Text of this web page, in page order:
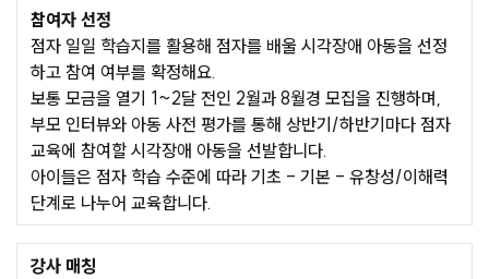
참여자 선정
점자 일일 학습지를 활용해 점자를 배울 시각장애 아동을 선정
하고 참여 여부를 확정해요.
보통 모금을 열기 1~2달 전인 2월과 8월경 모집을 진행하며,
부모 인터뷰와 아동 사전 평가를 통해 상반기/하반기마다 점자
교육에 참여할 시각장애 아동을 선발합니다.
아이들은 점자 학습 수준에 따라 기초 - 기본 - 유창성/이해력
단계로 나누어 교육합니다.
강사 매칭